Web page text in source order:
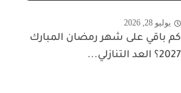
يوليو 28, 2026
كم باقي على شهر رمضان المبارك
2027؟ العد التنازلي...